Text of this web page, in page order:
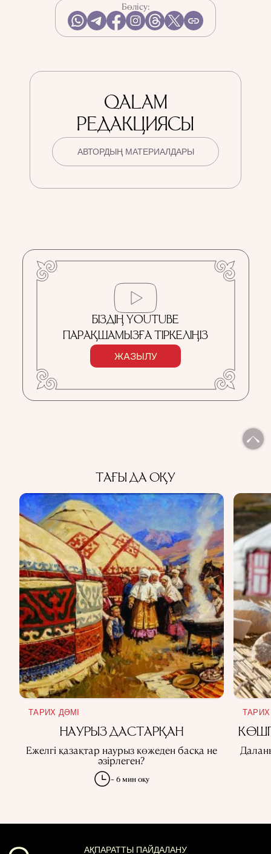
Бөлісу:
QALAM
РЕДАКЦИЯСЫ
АВТОРДЫҢ МАТЕРИАЛДАРЫ
БІЗДІҢ YOUTUBE
ПАРАҚШАМЫЗҒА ТІРКЕЛІҢІЗ
ЖАЗЫЛУ
ТАҒЫ ДА ОҚУ
ТАРИХ ДӘМІ
НАУРЫЗ ДАСТАРҚАН
Ежелгі қазақтар наурыз көжеден басқа не
әзірлеген?
~ 6 мин оқу
АҚПАРАТТЫ ПАЙДАЛАНУ